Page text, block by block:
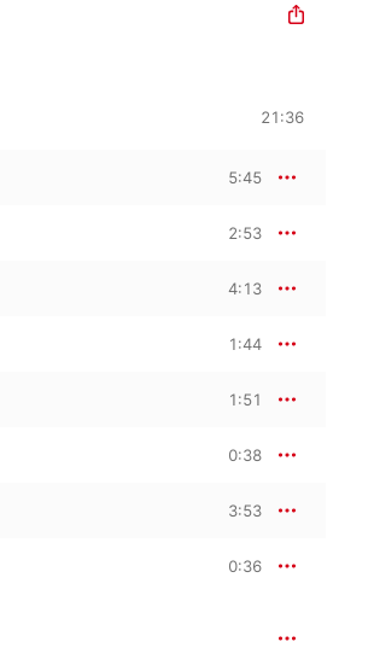
21:36
5:45
2:53
4:13
1:44
1:51
0:38
3:53
0:36